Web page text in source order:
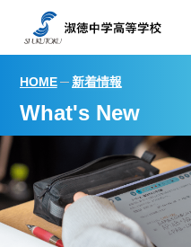
HOME 新着情報
What's New